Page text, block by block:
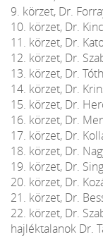
9. körzet, Dr.
10. körzet, Dr.
11. körzet, Dr.
12. körzet, Dr.
13. körzet, Dr.
14. körzet, Dr.
15. körzet, Dr.
16. körzet, Dr.
17. körzet, Dr.
18. körzet, Dr.
19. körzet, Dr.
20. körzet, Dr.
21. körzet, Dr.
22. körzet, Dr.
hajléktalanok Dr.